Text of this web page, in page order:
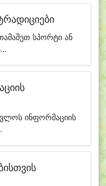
სპორტი ან
ინფორმაციის